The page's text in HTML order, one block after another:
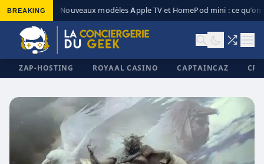
BREAKING Nouveaux modèles Apple TV et HomePod mini : ce qu’on
ZAP-HOSTING ROYAAL CASINO CAPTAINCAZ